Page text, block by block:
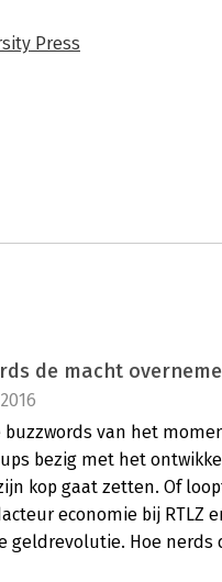
Press
de macht
van het
bezig met het
kop gaat zetten. Of
economie bij RTLZ
geldrevolutie. Hoe